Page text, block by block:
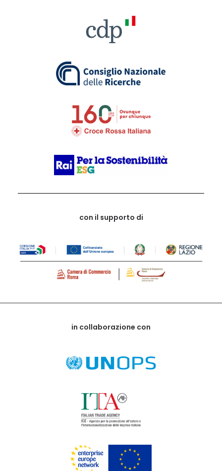
con il supporto di
in collaborazione con